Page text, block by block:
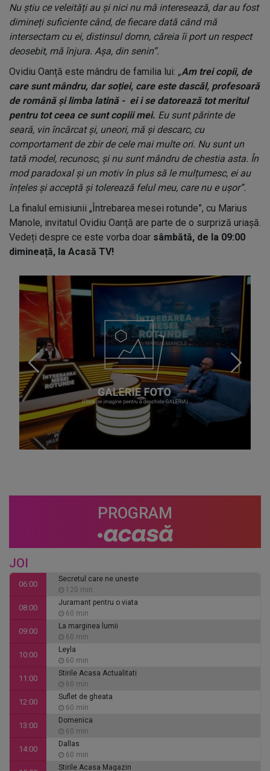
Nu știu ce veleități au și nici nu mă interesează, dar au fost
dimineți suficiente când, de fiecare dată când mă
intersectam cu ei, distinsul domn, căreia îi port un respect
deosebit, mă înjura. Așa, din senin”.
Ovidiu Oanță este mândru de familia lui: „Am trei copii, de
care sunt mândru, dar soției, care este dascăl, profesoară
de română și limba latină - ei i se datorează tot meritul
pentru tot ceea ce sunt copiii mei. Eu sunt părinte de
seară, vin încărcat și, uneori, mă și descarc, cu
comportament de zbir de cele mai multe ori. Nu sunt un
tată model, recunosc, și nu sunt mândru de chestia asta. În
mod paradoxal și un motiv în plus să le mulțumesc, ei au
înțeles și acceptă și tolerează felul meu, care nu e ușor”.
La finalul emisiunii „Întrebarea mesei rotunde”, cu Marius
Manole, invitatul Ovidiu Oanță are parte de o surpriză uriașă.
Vedeți despre ce este vorba doar sâmbătă, de la 09:00
dimineață, la Acasă TV!
PROGRAM
JOI
06:00
Secretul care ne uneste
120 min
08:00
Juramant pentru o viata
60 min
09:00
La marginea lumii
60 min
10:00
Leyla
60 min
11:00
Stirile Acasa Actualitati
60 min
12:00
Suflet de gheata
60 min
13:00
Domenica
60 min
14:00
Dallas
60 min
Stirile Acasa Magazin